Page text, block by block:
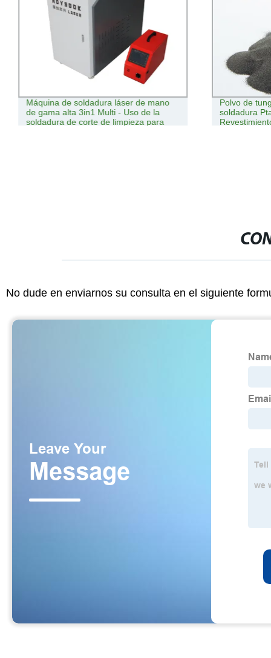
Máquina de soldadura láser de mano
de gama alta 3in1 Multi - Uso de la
soldadura de corte de limpieza para
Polvo de
soldadura
No dude en enviarnos su consulta en el siguiente